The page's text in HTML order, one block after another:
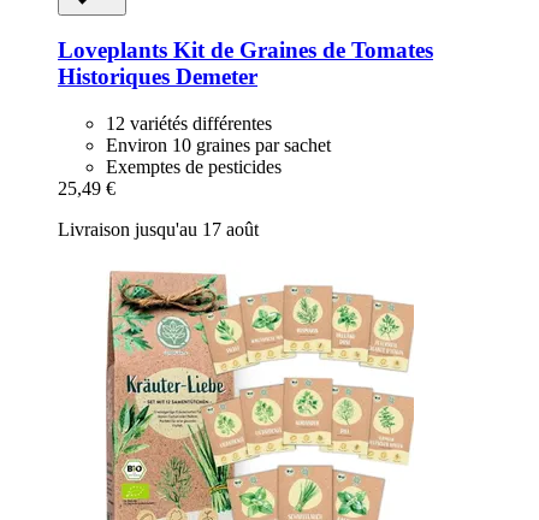
Loveplants Kit de Graines de Tomates
Historiques Demeter
12 variétés différentes
Environ 10 graines par sachet
Exemptes de pesticides
25,49 €
Livraison jusqu'au 17 août